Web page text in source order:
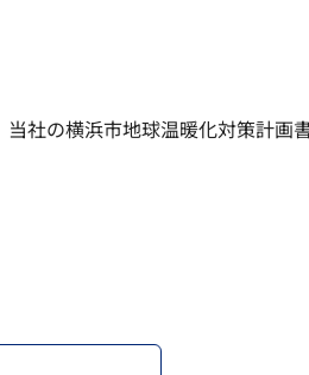
社の横浜市地球温暖化対策計画